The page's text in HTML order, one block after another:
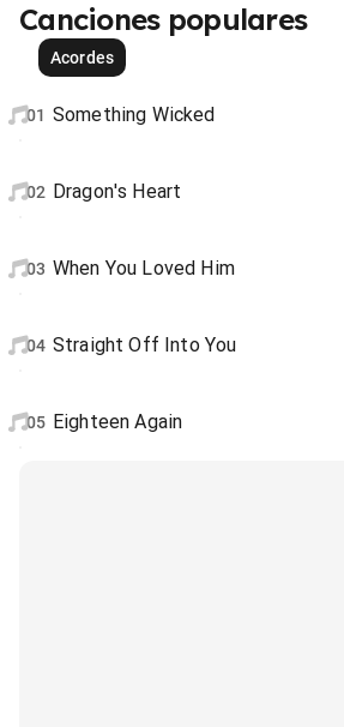
Canciones populares
Acordes
01 Something Wicked
02 Dragon's Heart
03 When You Loved Him
04 Straight Off Into You
05 Eighteen Again